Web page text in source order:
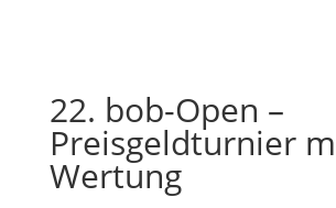
22. bob-Open –
Preisgeldturnier
Wertung